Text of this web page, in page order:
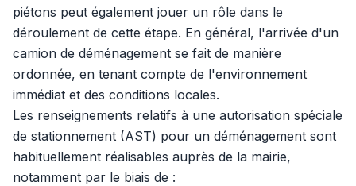
piétons peut également jouer un rôle dans le
déroulement de cette étape. En général, l'arrivée d'un
camion de déménagement se fait de manière
ordonnée, en tenant compte de l'environnement
immédiat et des conditions locales.
Les renseignements relatifs à une autorisation spéciale
de stationnement (AST) pour un déménagement sont
habituellement réalisables auprès de la mairie,
notamment par le biais de :